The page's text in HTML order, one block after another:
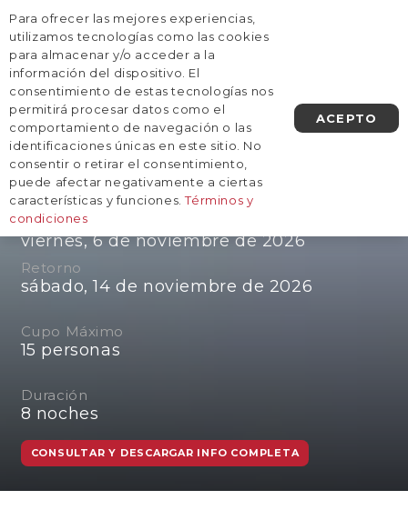
AGENDA UNA LLAMADA
LOCAS POR EL MUNDO EN
Islandia
Salida
viernes, 6 de noviembre de 2026
Retorno
sábado, 14 de noviembre de 2026
Cupo Máximo
15 personas
Duración
8 noches
CONSULTAR Y DESCARGAR INFO COMPLETA
Para ofrecer las mejores experiencias,
utilizamos tecnologías como las cookies
para almacenar y/o acceder a la
información del dispositivo. El
consentimiento de estas tecnologías nos
permitirá procesar datos como el
comportamiento de navegación o las
identificaciones únicas en este sitio. No
consentir o retirar el consentimiento,
puede afectar negativamente a ciertas
características y funciones.Términos y
condiciones
ACEPTO